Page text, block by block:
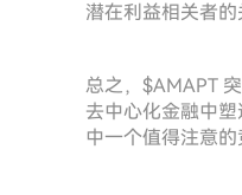
潜在利益相关者的
总之，$AMAPT
去中心化金融中
中一个值得注意的